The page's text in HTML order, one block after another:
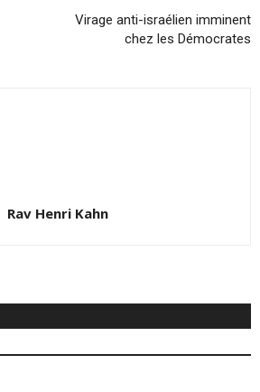
Virage anti-israélien imminent
chez les Démocrates
Rav Henri Kahn